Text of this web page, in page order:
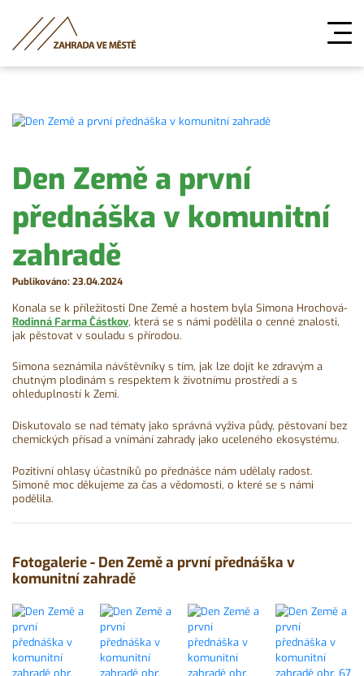
Den Země a první
přednáška v komunitní
zahradě
Publikováno: 23.04.2024
Konala se k příležitosti Dne Země a hostem byla Simona Hrochová-
Rodinná Farma Částkov, která se s námi podělila o cenné znalosti,
jak pěstovat v souladu s přírodou.
Simona seznámila návštěvníky s tím, jak lze dojít ke zdravým a
chutným plodinám s respektem k životnímu prostředí a s
ohleduplností k Zemi.
Diskutovalo se nad tématy jako správná vyživa půdy, pěstovaní bez
chemických přísad a vnímání zahrady jako uceleného ekosystému.
Pozitivní ohlasy účastníků po přednášce nám udělaly radost.
Simoně moc děkujeme za čas a vědomosti, o které se s námi
podělila.
Fotogalerie - Den Země a první přednáška v
komunitní zahradě